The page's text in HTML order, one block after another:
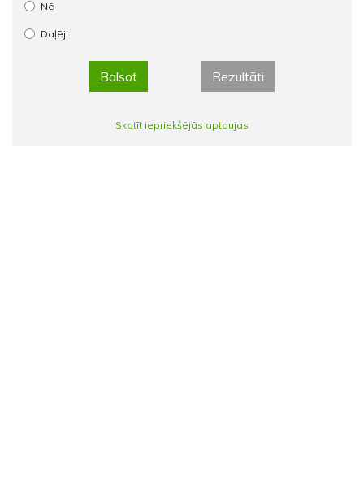
Nē
Daļēji
Balsot Rezultāti
Skatīt iepriekšējās aptaujas